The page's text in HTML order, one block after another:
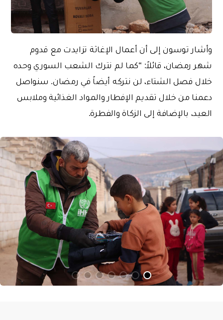
وأشار توسون إلى أن أعمال الإغاثة تزايدت مع قدوم
شهر رمضان، قائلاً: “كما لم نترك الشعب السوري وحده
خلال فصل الشتاء، لن نتركه أيضاً في رمضان. سنواصل
دعمنا من خلال تقديم الإفطار والمواد الغذائية وملابس
العيد، بالإضافة إلى الزكاة والفطرة.